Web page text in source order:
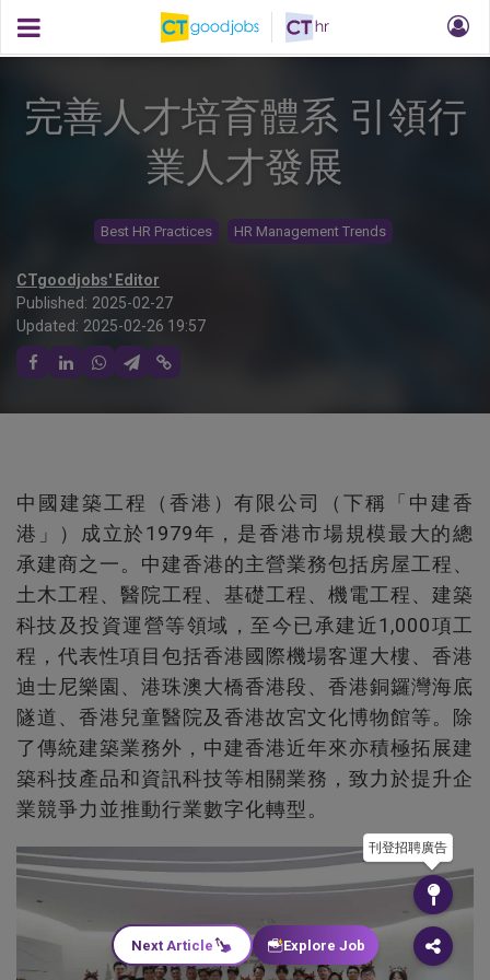
完善人才培育體系 引領行
業人才發展
Best HR Practices HR Management Trends
CTgoodjobs' Editor
Published: 2025-02-27
Updated: 2025-02-26 19:57
中國建築工程（香港）有限公司（下稱「中建香
港」）成立於1979年，是香港市場規模最大的總
承建商之一。中建香港的主營業務包括房屋工程、
土木工程、醫院工程、基礎工程、機電工程、建築
科技及投資運營等領域，至今已承建近1,000項工
程，代表性項目包括香港國際機場客運大樓、香港
迪士尼樂園、港珠澳大橋香港段、香港銅鑼灣海底
隧道、香港兒童醫院及香港故宮文化博物館等。除
了傳統建築業務外，中建香港近年來亦積極拓展建
築科技產品和資訊科技等相關業務，致力於提升企
業競爭力並推動行業數字化轉型。
刊登招聘廣告
Next Article Explore Job